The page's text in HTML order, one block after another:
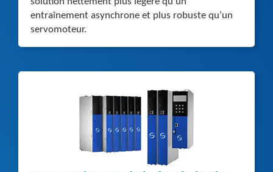
entraînement asynchrone et plus robuste qu’un
servomoteur.